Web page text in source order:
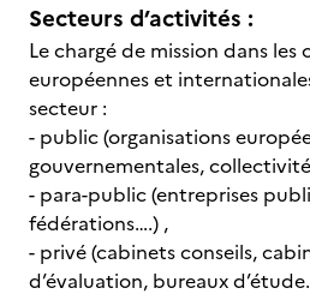
Secteurs d’activités :
Le chargé de mission dans les
européennes et
secteur :
- public (organisations
gouvernementales,
- para-public (entreprises
fédérations….) ,
- privé (cabinets conseils,
d’évaluation, bureaux